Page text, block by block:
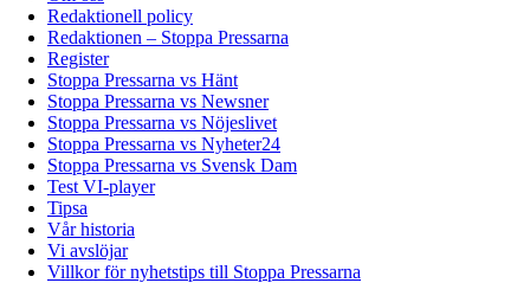
Redaktionell policy
Redaktionen – Stoppa Pressarna
Register
Stoppa Pressarna vs Hänt
Stoppa Pressarna vs Newsner
Stoppa Pressarna vs Nöjeslivet
Stoppa Pressarna vs Nyheter24
Stoppa Pressarna vs Svensk Dam
Test VI-player
Tipsa
Vår historia
Vi avslöjar
Villkor för nyhetstips till Stoppa Pressarna